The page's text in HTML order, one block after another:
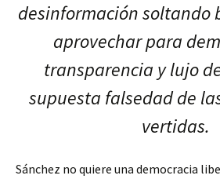
desinformación soltando
aprovechar para
transparencia y lujo
supuesta falsedad de
vertidas.
Sánchez no quiere una democracia